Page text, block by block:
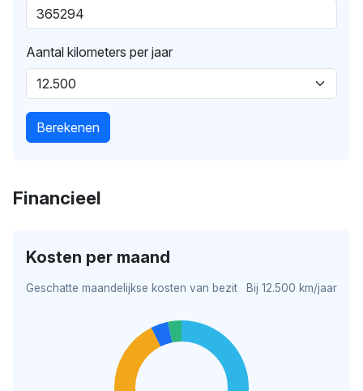
Aantal kilometers per jaar
Berekenen
Financieel
Kosten per maand
Geschatte maandelijkse kosten van bezit Bij 12.500 km/jaar